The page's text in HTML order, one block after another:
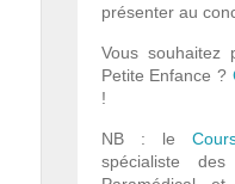
présenter au
Vous souhaitez
Petite Enfance ?
!
NB : le
spécialiste